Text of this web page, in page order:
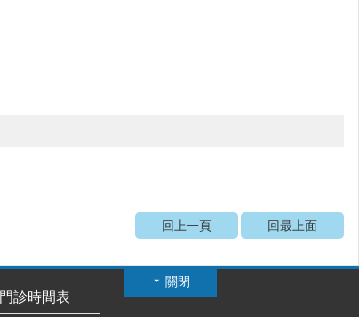
回上一頁 回最上面
關閉
門診時間表